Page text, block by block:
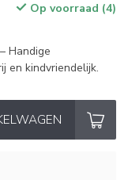
Op voorraad (4)
Handige
en kindvriendelijk.